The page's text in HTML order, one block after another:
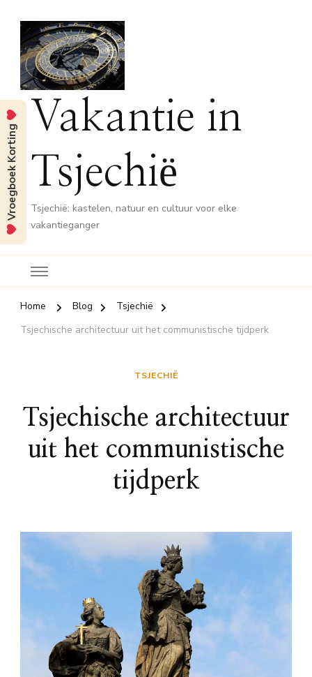
Vakantie in
Tsjechië
Tsjechië: kastelen, natuur en cultuur voor elke
vakantieganger
Home Blog
Tsjechië
Tsjechische architectuur uit het communistische tijdperk
TSJECHIË
Tsjechische architectuur
uit het communistische
tijdperk
Vroegboek Korting